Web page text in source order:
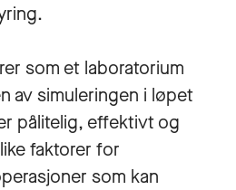
som et laboratorium
av simuleringen i løpet
pålitelig, effektivt og
faktorer for
som kan